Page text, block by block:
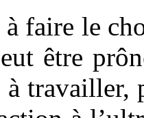
à faire le
être
travailler,